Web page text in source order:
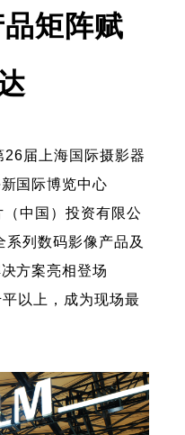
矩阵赋
届上海国际摄影器
国际博览中心
（中国）投资有限公
列数码影像产品及
方案亮相登场
以上，成为现场最